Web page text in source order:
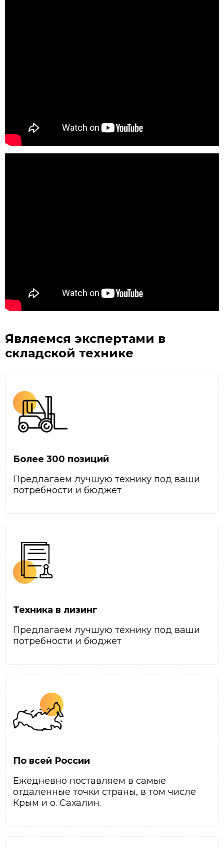
Являемся экспертами в
складской технике
Более 300 позиций
Предлагаем лучшую технику под ваши
потребности и бюджет
Техника в лизинг
Предлагаем лучшую технику под ваши
потребности и бюджет
По всей России
Ежедневно поставляем в самые
отдаленные точки страны, в том числе
Крым и о. Сахалин.